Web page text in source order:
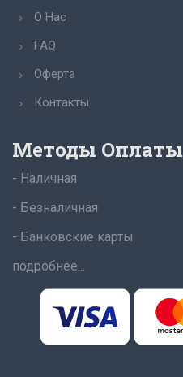
О Нас
FAQ
Оферта
Контакты
Методы Оплаты
- Наличная
- Безналичная
- Банковские карты
подробнее...